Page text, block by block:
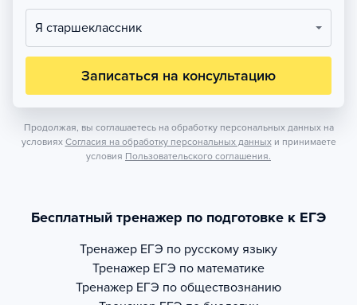
Я старшеклассник
Записаться на консультацию
Продолжая, вы соглашаетесь на обработку персональных данных на
условиях Согласия на обработку персональных данных и принимаете
условия Пользовательского соглашения.
Бесплатный тренажер по подготовке к ЕГЭ
Тренажер ЕГЭ по русскому языку
Тренажер ЕГЭ по математике
Тренажер ЕГЭ по обществознанию